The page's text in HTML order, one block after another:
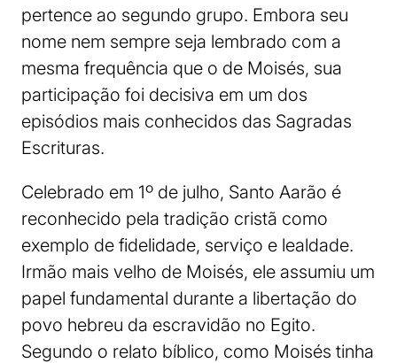
pertence ao segundo grupo. Embora seu
nome nem sempre seja lembrado com a
mesma frequência que o de Moisés, sua
participação foi decisiva em um dos
episódios mais conhecidos das Sagradas
Escrituras.
Celebrado em 1º de julho, Santo Aarão é
reconhecido pela tradição cristã como
exemplo de fidelidade, serviço e lealdade.
Irmão mais velho de Moisés, ele assumiu um
papel fundamental durante a libertação do
povo hebreu da escravidão no Egito.
Segundo o relato bíblico, como Moisés tinha